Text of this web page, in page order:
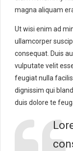
magna aliquam
Ut wisi enim ad
ullamcorper
consequat. Duis
vulputate velit
feugiat nulla
dignissim qui
duis dolore te